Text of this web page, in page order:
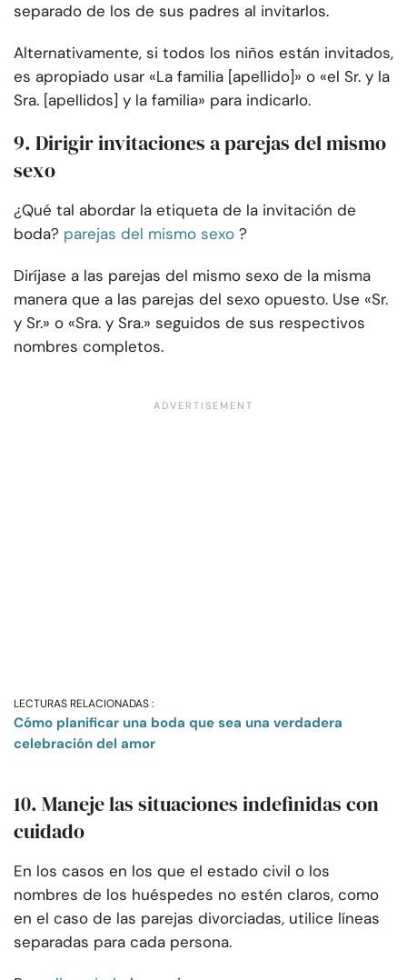
separado de los de sus padres al invitarlos.
Alternativamente, si todos los niños están invitados,
es apropiado usar «La familia [apellido]» o «el Sr. y la
Sra. [apellidos] y la familia» para indicarlo.
9. Dirigir invitaciones a parejas del mismo
sexo
¿Qué tal abordar la etiqueta de la invitación de
boda? parejas del mismo sexo ?
Diríjase a las parejas del mismo sexo de la misma
manera que a las parejas del sexo opuesto. Use «Sr.
y Sr.» o «Sra. y Sra.» seguidos de sus respectivos
nombres completos.
LECTURAS RELACIONADAS :
Cómo planificar una boda que sea una verdadera
celebración del amor
10. Maneje las situaciones indefinidas con
cuidado
En los casos en los que el estado civil o los
nombres de los huéspedes no estén claros, como
en el caso de las parejas divorciadas, utilice líneas
separadas para cada persona.